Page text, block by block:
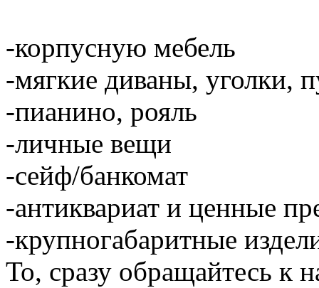
-корпусную мебель
-мягкие диваны, уголки,
-пианино, рояль
-личные вещи
-сейф/банкомат
-антиквариат и ценные
-крупногабаритные
То, сразу обращайтесь к